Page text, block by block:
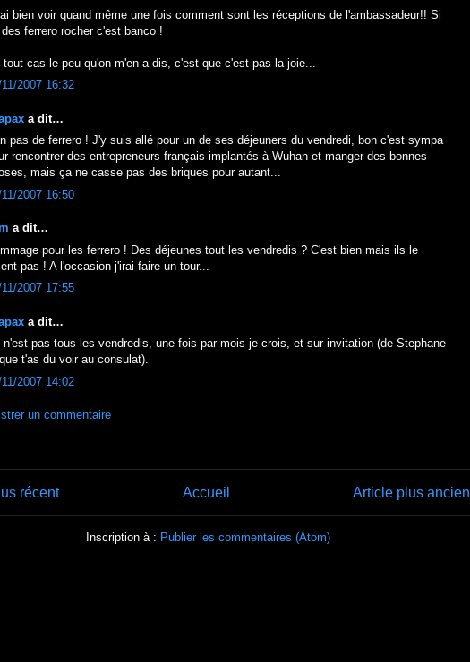
bien voir quand même une fois comment sont les réceptions de l'ambassadeur!! Si
ferrero rocher c'est banco !
tout cas le peu qu'on m'en a dis, c'est que c'est pas la joie...
11/2007 16:32
a dit…
pas de ferrero ! J'y suis allé pour un de ses déjeuners du vendredi, bon c'est sympa
rencontrer des entrepreneurs français implantés à Wuhan et manger des bonnes
mais ça ne casse pas des briques pour autant...
11/2007 16:50
a dit…
pour les ferrero ! Des déjeunes tout les vendredis ? C'est bien mais ils le
pas ! A l'occasion j'irai faire un tour...
11/2007 17:55
a dit…
n'est pas tous les vendredis, une fois par mois je crois, et sur invitation (de Stephane
t'as du voir au consulat).
11/2007 14:02
un commentaire
récent Article plus ancien
Accueil
Inscription à : Publier les commentaires (Atom)